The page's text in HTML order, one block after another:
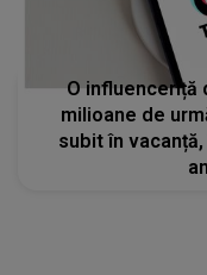
O influenceriță
milioane de
subit în